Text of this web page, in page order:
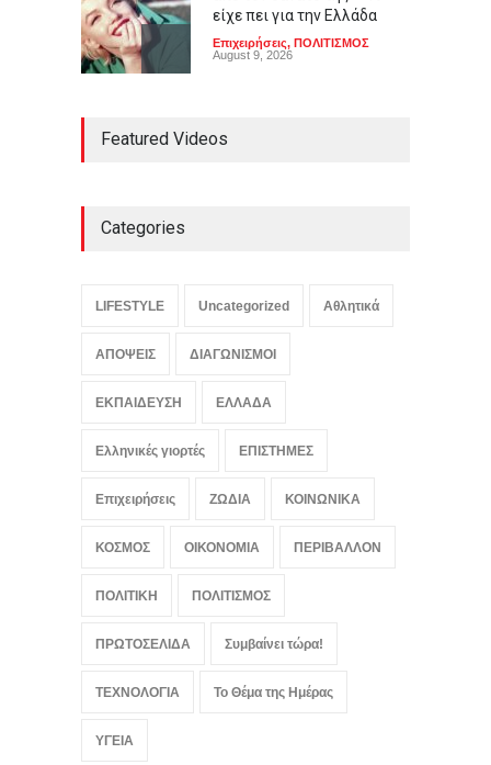
είχε πει για την Ελλάδα
Επιχειρήσεις, ΠΟΛΙΤΙΣΜΟΣ
August 9, 2026
ποιες είναι οι
δεδομένα
Featured Videos
Categories
LIFESTYLE Uncategorized Αθλητικά
ΑΠΟΨΕΙΣ ΔΙΑΓΩΝΙΣΜΟΙ
ΕΚΠΑΙΔΕΥΣΗ ΕΛΛΑΔΑ
Ελληνικές γιορτές ΕΠΙΣΤΗΜΕΣ
Επιχειρήσεις ΖΩΔΙΑ ΚΟΙΝΩΝΙΚΑ
ΚΟΣΜΟΣ ΟΙΚΟΝΟΜΙΑ ΠΕΡΙΒΑΛΛΟΝ
ΠΟΛΙΤΙΚΗ ΠΟΛΙΤΙΣΜΟΣ
ΠΡΩΤΟΣΕΛΙΔΑ Συμβαίνει τώρα!
ΤΕΧΝΟΛΟΓΙΑ Το Θέμα της Ημέρας
ΥΓΕΙΑ